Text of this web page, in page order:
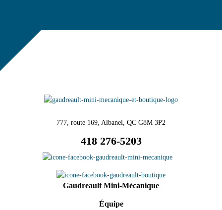
777, route 169, Albanel, QC G8M 3P2
418 276-5203
Gaudreault Mini-Mécanique
Équipe